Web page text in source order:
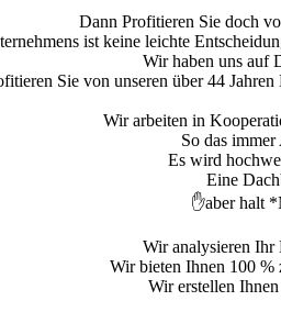
Dann Profitieren Sie doch
ist keine leichte
Wir haben uns auf
Sie von unseren über 44
Wir arbeiten in
So das
Es wird
Eine
✋aber halt
Wir analysieren Ihr
Wir bieten Ihnen 100 %
Wir erstellen